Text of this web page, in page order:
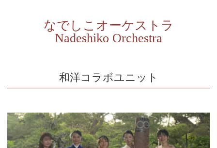
なでしこオーケストラ
Nadeshiko Orchestra
和洋コラボユニット